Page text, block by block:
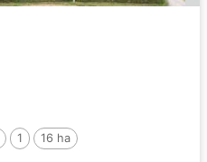
1 16 ha